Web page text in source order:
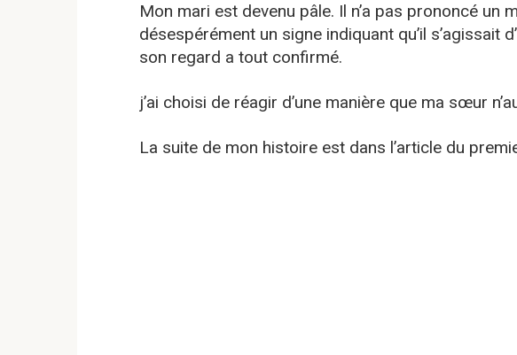
Mon mari est devenu pâle. Il n’a pas prononcé un
désespérément un signe indiquant qu’il s’agissait
son regard a tout confirmé.
j’ai choisi de réagir d’une manière que ma sœur
La suite de mon histoire est dans l’article du